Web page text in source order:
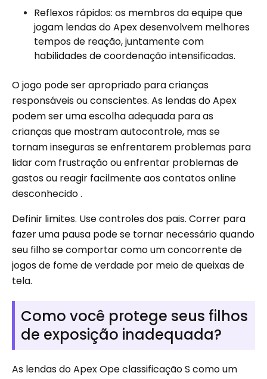
Reflexos rápidos: os membros da equipe que
jogam lendas do Apex desenvolvem melhores
tempos de reação, juntamente com
habilidades de coordenação intensificadas.
O jogo pode ser apropriado para crianças
responsáveis ​​ou conscientes. As lendas do Apex
podem ser uma escolha adequada para as
crianças que mostram autocontrole, mas se
tornam inseguras se enfrentarem problemas para
lidar com frustração ou enfrentar problemas de
gastos ou reagir facilmente aos contatos online
desconhecido .
Definir limites. Use controles dos pais. Correr para
fazer uma pausa pode se tornar necessário quando
seu filho se comportar como um concorrente de
jogos de fome de verdade por meio de queixas de
tela.
Como você protege seus filhos
de exposição inadequada?
As lendas do Apex Ope classificação S como um